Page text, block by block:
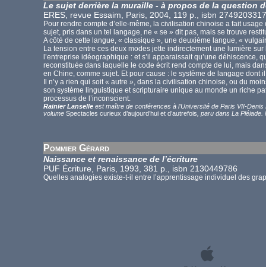
Le sujet derrière la muraille - à propos de la question
ERES, revue Essaim, Paris, 2004, 119 p., isbn 2749203317
Pour rendre compte d’elle-même, la civilisation chinoise a fait
sujet, pris dans un tel langage, ne « se » dit pas, mais se trouve
A côté de cette langue, « classique », une deuxième langue, «
La tension entre ces deux modes jette indirectement une lumière
l’entreprise idéographique : et s’il apparaissait qu’une déhiscence,
reconstituée dans laquelle le code écrit rend compte de lui, mais
en Chine, comme sujet. Et pour cause : le système de langage dont
Il n’y a rien qui soit « autre », dans la civilisation chinoise, ou du
son système linguistique et scripturaire unique au monde un riche
processus de l’inconscient.
Rainier Lanselle est maître de conférences à l’Université de Paris VII-
volume Spectacles curieux d’aujourd’hui et d’autrefois , paru dans La
Pommier Gérard
Naissance et renaissance de l’écriture
PUF Écriture, Paris, 1993, 381 p., isbn 2130449786
Quelles analogies existe-t-il entre l’apprentissage individuel des